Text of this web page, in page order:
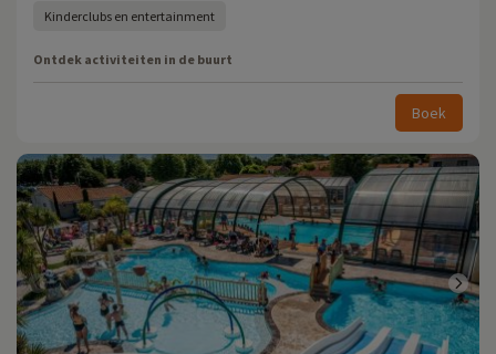
Kinderclubs en entertainment
Ontdek activiteiten in de buurt
Boek